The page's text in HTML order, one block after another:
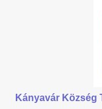
Kányavár Község